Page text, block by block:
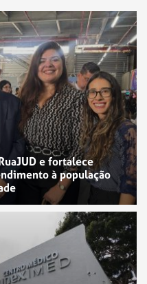
e fortalece
à população